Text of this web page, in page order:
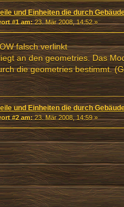
und Einheiten die durch
#1 am:23. Mär 2008, 14:52 »
falsch verlinkt
an den geometries. Das
die geometries bestimmt.
und Einheiten die durch
#2 am:23. Mär 2008, 14:59 »